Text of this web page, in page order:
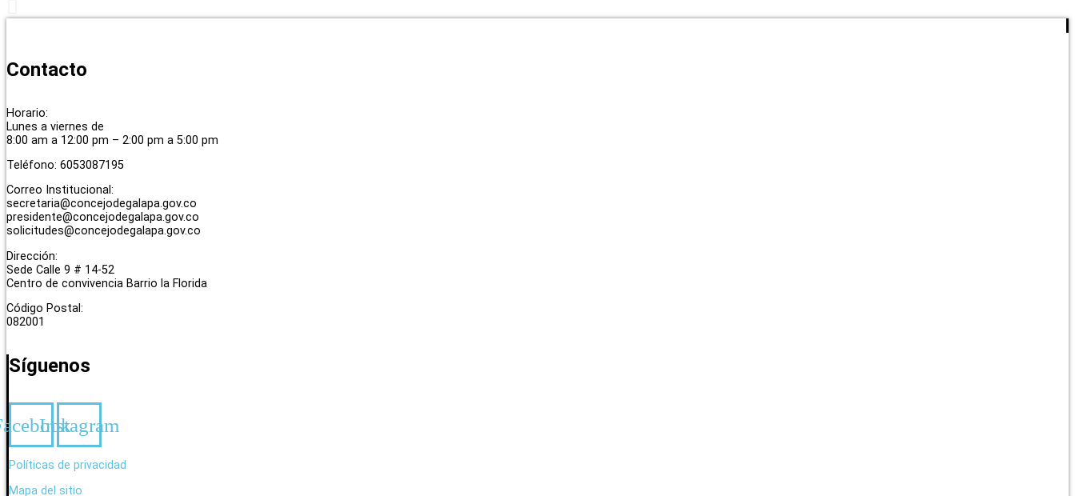
Contacto
Horario:
Lunes a viernes de
8:00 am a 12:00 pm – 2:00 pm a 5:00 pm
Teléfono: 6053087195
Correo Institucional:
secretaria@concejodegalapa.gov.co
presidente@concejodegalapa.gov.co
solicitudes@concejodegalapa.gov.co
Dirección:
Sede Calle 9 # 14-52
Centro de convivencia Barrio la Florida
Código Postal:
082001
Síguenos
Instagram
Políticas de privacidad
Mapa del sitio